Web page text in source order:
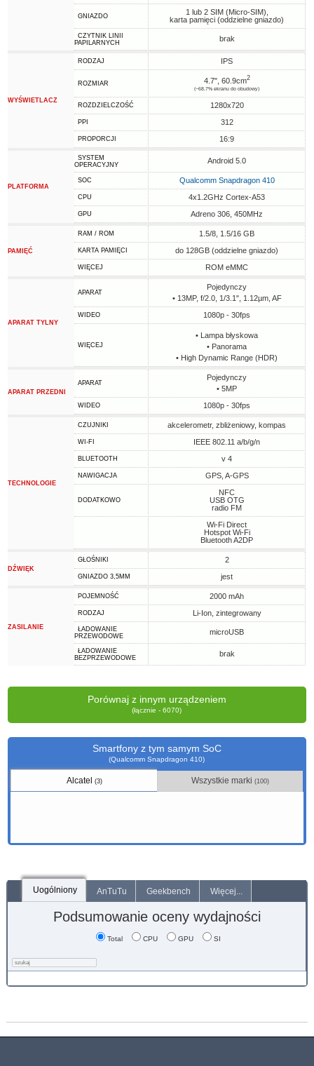
GNIAZDO
1 lub 2 SIM (Micro-SIM),
karta pamięci (oddzielne gniazdo)
CZYTNIK LINII
PAPILARNYCH
brak
WYŚWIETLACZ
RODZAJ IPS
ROZMIAR 4.7", 60.9cm2
(~68.7% ekranu do obudowy)
ROZDZIELCZOŚĆ 1280x720
PPI 312
PROPORCJI 16:9
PLATFORMA
SYSTEM
OPERACYJNY
Android 5.0
SOC Qualcomm Snapdragon 410
CPU 4x1.2GHz Cortex-A53
GPU Adreno 306, 450MHz
PAMIĘĆ
RAM / ROM 1.5/8, 1.5/16 GB
KARTA PAMIĘCI do 128GB (oddzielne gniazdo)
WIĘCEJ ROM eMMC
APARAT TYLNY
APARAT
Pojedynczy
• 13MP, f/2.0, 1/3.1", 1.12µm, AF
WIDEO 1080p - 30fps
WIĘCEJ
• Lampa błyskowa
• Panorama
• High Dynamic Range (HDR)
APARAT PRZEDNI
APARAT
Pojedynczy
• 5MP
WIDEO 1080p - 30fps
TECHNOLOGIE
CZUJNIKI akcelerometr, zbliżeniowy, kompas
WI-FI IEEE 802.11 a/b/g/n
BLUETOOTH v 4
NAWIGACJA GPS, A-GPS
DODATKOWO
NFC
USB OTG
radio FM
Wi-Fi Direct
Hotspot Wi-Fi
Bluetooth A2DP
DŹWIĘK
GŁOŚNIKI 2
GNIAZDO 3,5MM jest
ZASILANIE
POJEMNOŚĆ 2000 mAh
RODZAJ Li-Ion, zintegrowany
ŁADOWANIE
PRZEWODOWE
microUSB
ŁADOWANIE
BEZPRZEWODOWE
brak
Porównaj z innym urządzeniem
(łącznie - 6070)
Smartfony z tym samym SoC
(Qualcomm Snapdragon 410)
Alcatel (3) Wszystkie marki(100)
Uogólniony AnTuTu Geekbench Więcej...
Podsumowanie oceny wydajności
Total CPU GPU SI